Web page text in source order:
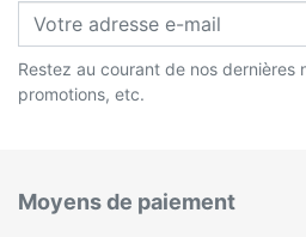
Restez au courant de nos dernières
promotions, etc.
Moyens de paiement